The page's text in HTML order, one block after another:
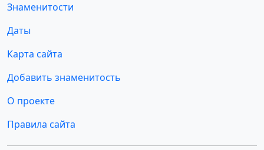
Знаменитости
Даты
Карта сайта
Добавить знаменитость
О проекте
Правила сайта